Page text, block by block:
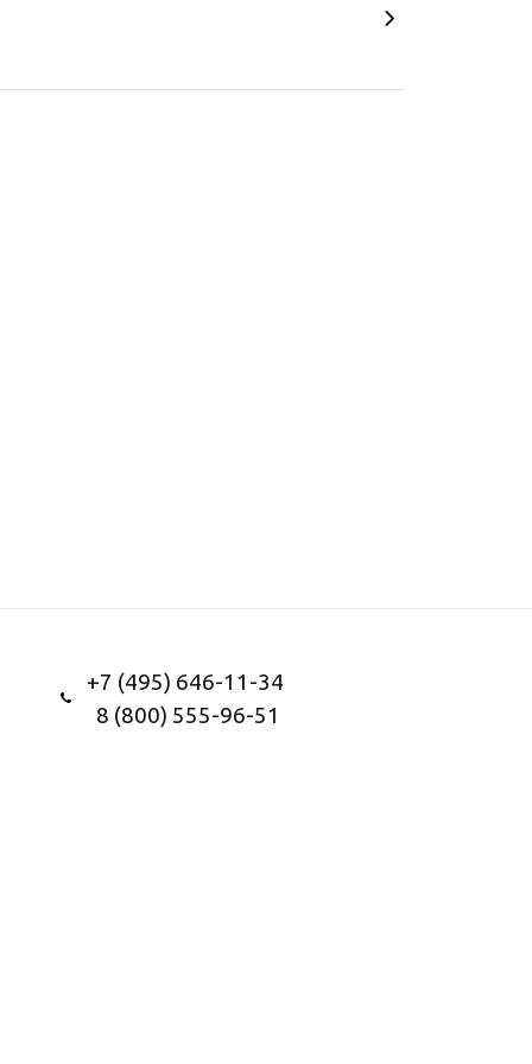
+7 (495) 646-11-34
8 (800) 555-96-51